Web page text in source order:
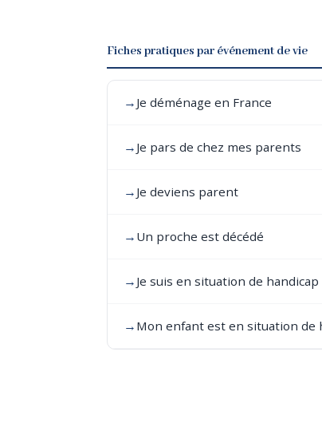
Fiches pratiques par événement de vie
→ Je déménage en France
→ Je pars de chez mes parents
→ Je deviens parent
→ Un proche est décédé
→ Je suis en situation de handicap
→ Mon enfant est en situation de